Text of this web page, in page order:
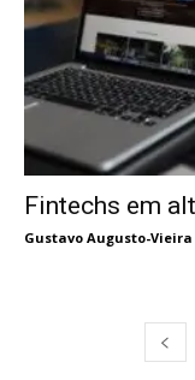
Fintechs em
Gustavo Augusto-Vieira